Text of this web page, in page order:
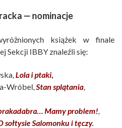
— nominacje
książek w finale
Sekcji IBBY znaleźli się:
Lola i ptaki
Wróbel, Stan splątania
Mamy problem!
sołtysie Salomonku i tęczy.